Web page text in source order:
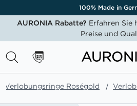
100% Made in
AURONIA Rabatte? Erfahren Sie
Preise und
Verlobungsringe Roségold